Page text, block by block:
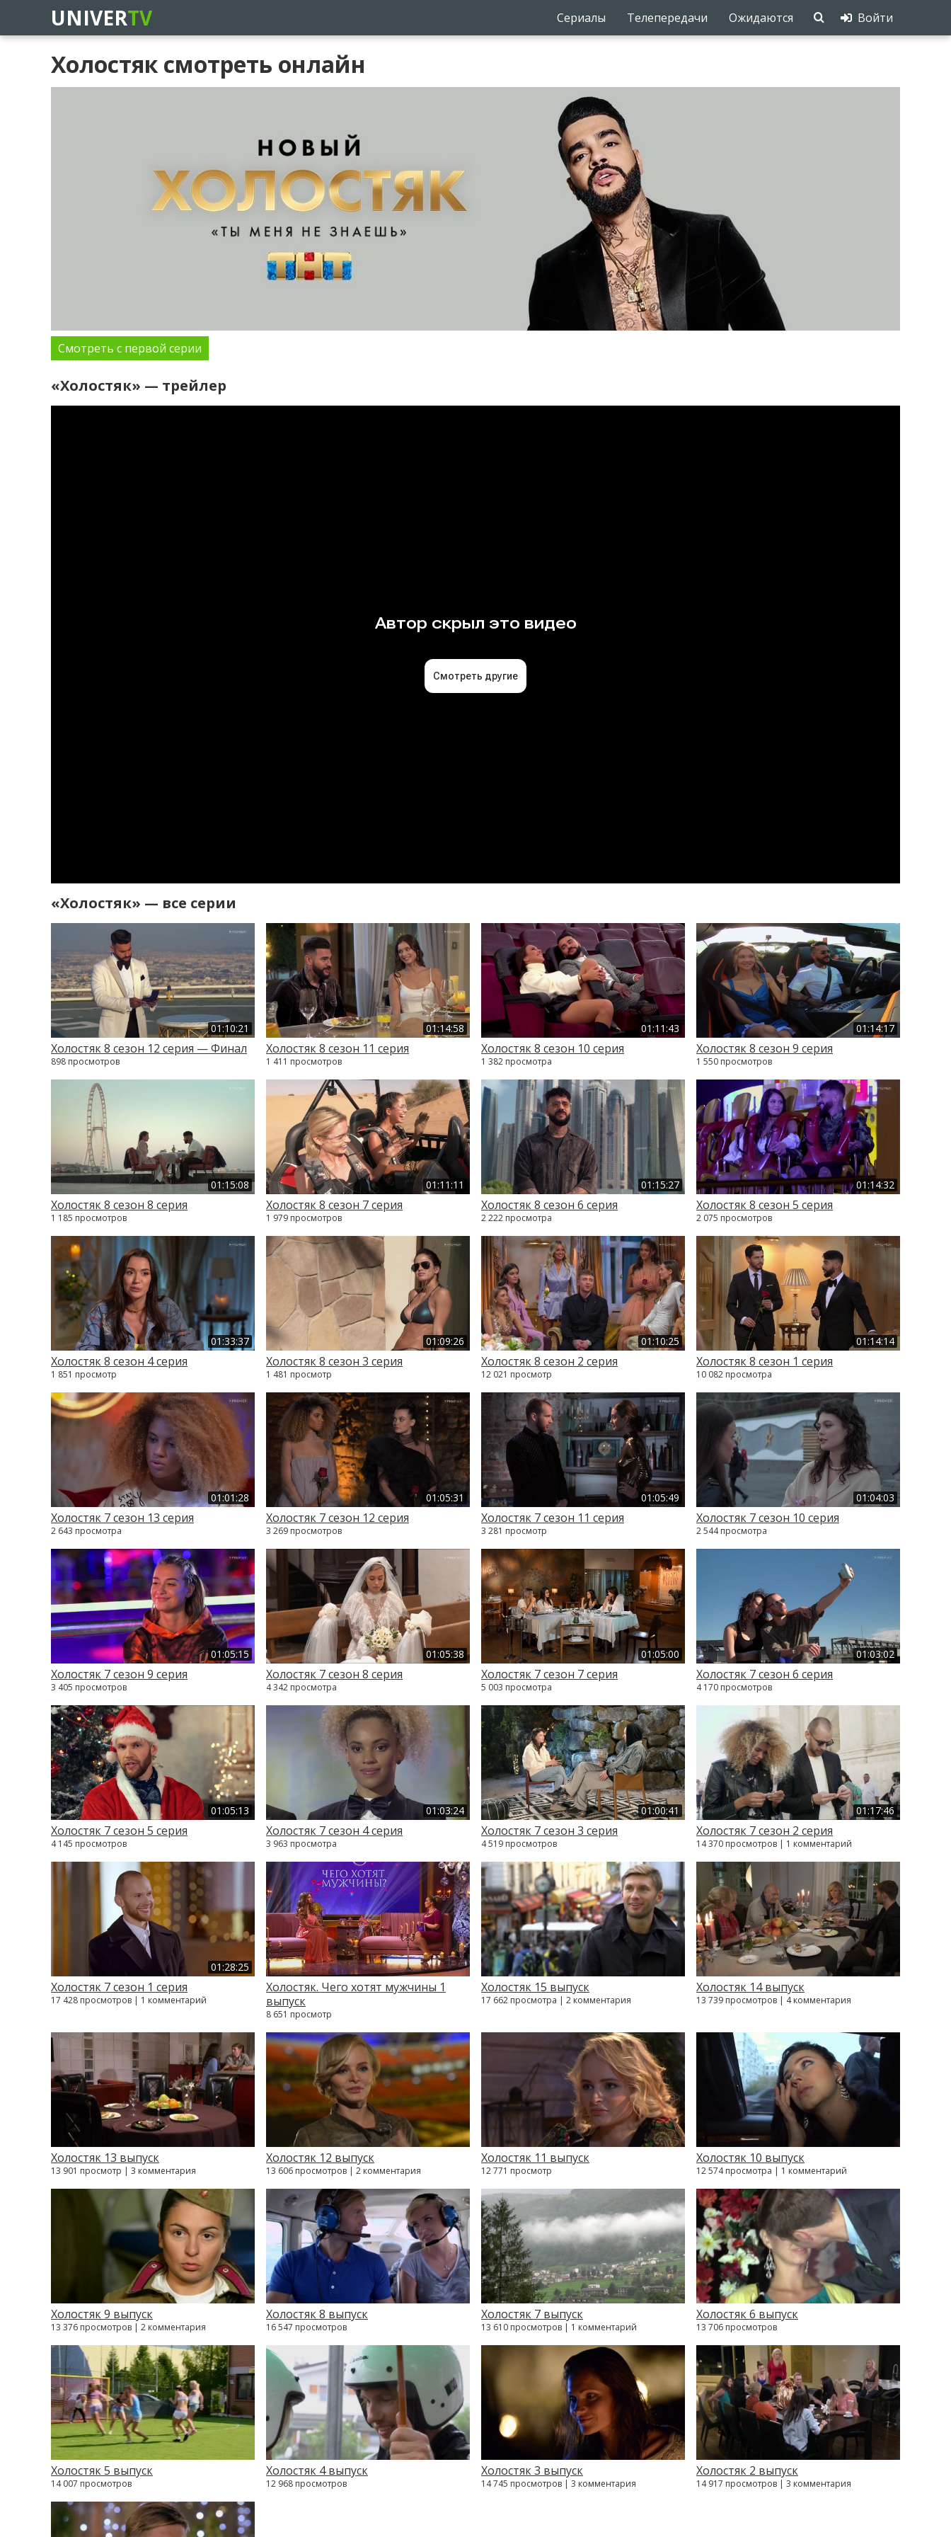
UNIVERTV Сериалы Телепередачи Ожидаются Войти
Холостяк смотреть онлайн
Смотреть с первой серии
«Холостяк» — трейлер
«Холостяк» — все серии
01:10:21
Холостяк 8 сезон 12 серия — Финал
898 просмотров
01:14:58
Холостяк 8 сезон 11 серия
1 411 просмотров
01:11:43
Холостяк 8 сезон 10 серия
1 382 просмотра
01:14:17
Холостяк 8 сезон 9 серия
1 550 просмотров
01:15:08
Холостяк 8 сезон 8 серия
1 185 просмотров
01:11:11
Холостяк 8 сезон 7 серия
1 979 просмотров
01:15:27
Холостяк 8 сезон 6 серия
2 222 просмотра
01:14:32
Холостяк 8 сезон 5 серия
2 075 просмотров
01:33:37
Холостяк 8 сезон 4 серия
1 851 просмотр
01:09:26
Холостяк 8 сезон 3 серия
1 481 просмотр
01:10:25
Холостяк 8 сезон 2 серия
12 021 просмотр
01:14:14
Холостяк 8 сезон 1 серия
10 082 просмотра
01:01:28
Холостяк 7 сезон 13 серия
2 643 просмотра
01:05:31
Холостяк 7 сезон 12 серия
3 269 просмотров
01:05:49
Холостяк 7 сезон 11 серия
3 281 просмотр
01:04:03
Холостяк 7 сезон 10 серия
2 544 просмотра
01:05:15
Холостяк 7 сезон 9 серия
3 405 просмотров
01:05:38
Холостяк 7 сезон 8 серия
4 342 просмотра
01:05:00
Холостяк 7 сезон 7 серия
5 003 просмотра
01:03:02
Холостяк 7 сезон 6 серия
4 170 просмотров
01:05:13
Холостяк 7 сезон 5 серия
4 145 просмотров
01:03:24
Холостяк 7 сезон 4 серия
3 963 просмотра
01:00:41
Холостяк 7 сезон 3 серия
4 519 просмотров
01:17:46
Холостяк 7 сезон 2 серия
14 370 просмотров | 1 комментарий
01:28:25
Холостяк 7 сезон 1 серия
17 428 просмотров | 1 комментарий
Холостяк. Чего хотят мужчины 1
выпуск
8 651 просмотр
Холостяк 15 выпуск
17 662 просмотра | 2 комментария
Холостяк 14 выпуск
13 739 просмотров | 4 комментария
Холостяк 13 выпуск
13 901 просмотр | 3 комментария
Холостяк 12 выпуск
13 606 просмотров | 2 комментария
Холостяк 11 выпуск
12 771 просмотр
Холостяк 10 выпуск
12 574 просмотра | 1 комментарий
Холостяк 9 выпуск
13 376 просмотров | 2 комментария
Холостяк 8 выпуск
16 547 просмотров
Холостяк 7 выпуск
13 610 просмотров | 1 комментарий
Холостяк 6 выпуск
13 706 просмотров
Холостяк 5 выпуск
14 007 просмотров
Холостяк 4 выпуск
12 968 просмотров
Холостяк 3 выпуск
14 745 просмотров | 3 комментария
Холостяк 2 выпуск
14 917 просмотров | 3 комментария